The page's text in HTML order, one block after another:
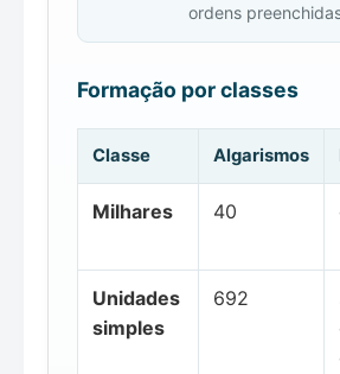
ordens
Formação por classes
Classe Algarismos
Milhares 40
Unidades
simples
692